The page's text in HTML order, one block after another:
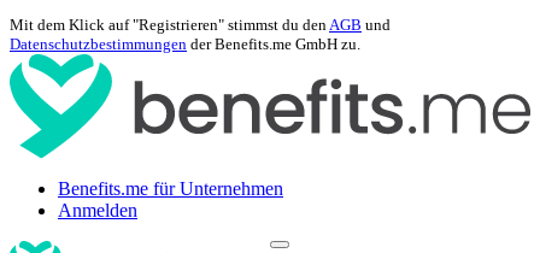
Mit dem Klick auf "Registrieren" stimmst du denAGB und
Datenschutzbestimmungen der Benefits.me GmbH zu.
Benefits.me für Unternehmen
Anmelden